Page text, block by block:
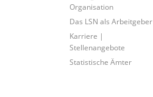
Organisation
Das LSN als Arbeitgeber
Karriere |
Stellenangebote
Statistische Ämter